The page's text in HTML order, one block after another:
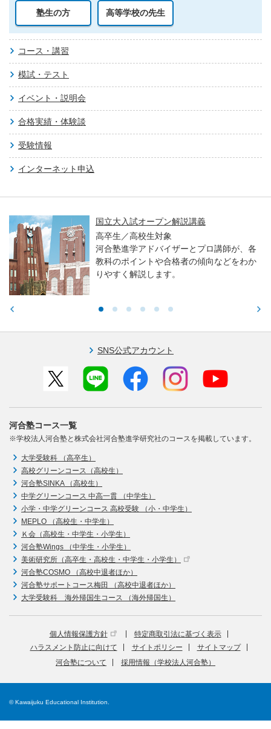
塾生の方 高等学校の先生
コース・講習
模試・テスト
イベント・説明会
合格実績・体験談
受験情報
インターネット申込
国立大入試オープン解説講義
高卒生／高校生対象
河合塾進学アドバイザーとプロ講師が、各
教科のポイントや合格者の傾向などをわか
りやすく解説します。
SNS公式アカウント
河合塾コース一覧
※学校法人河合塾と株式会社河合塾進学研究社のコースを掲載しています。
大学受験科 （高卒生）
高校グリーンコース（高校生）
河合塾SINKA （高校生）
中学グリーンコース 中高一貫 （中学生）
小学・中学グリーンコース 高校受験 （小・中学生）
MEPLO （高校生・中学生）
Ｋ会（高校生・中学生・小学生）
河合塾Wings （中学生・小学生）
美術研究所（高卒生・高校生・中学生・小学生）
河合塾COSMO （高校中退者ほか）
河合塾サポートコース梅田 （高校中退者ほか）
大学受験科 海外帰国生コース （海外帰国生）
個人情報保護方針
特定商取引法に基づく表示
ハラスメント防止に向けて
サイトポリシー
サイトマップ
河合塾について
採用情報（学校法人河合塾）
© Kawaijuku Educational Institution.